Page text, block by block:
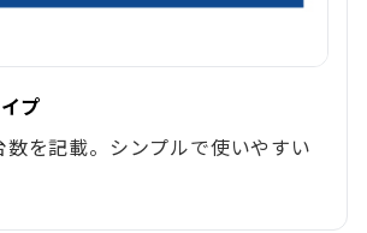
プ
を記載。シンプルで使いやすい